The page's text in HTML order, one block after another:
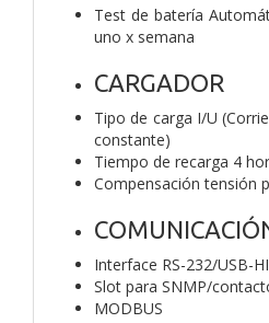
Test de batería
uno x semana
CARGADOR
Tipo de carga I/U
constante)
Tiempo de recarga 4
Compensación tensión
Interface RS-232/USB-
Slot para SNMP/
MODBUS